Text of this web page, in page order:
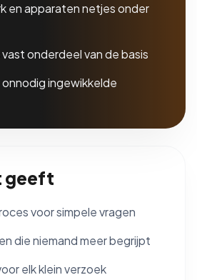
en apparaten netjes onder
onderdeel van de basis
ingewikkelde
geeft
voor simpele vragen
die niemand meer begrijpt
elk klein verzoek